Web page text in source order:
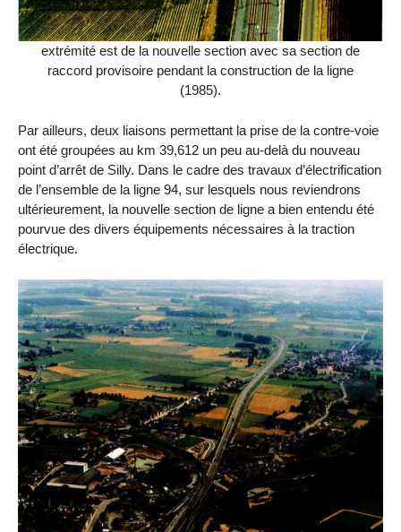
extrémité est de la nouvelle section avec sa section de
raccord provisoire pendant la construction de la ligne
(1985).
Par ailleurs, deux liaisons permettant la prise de la contre-voie
ont été groupées au km 39,612 un peu au-delà du nouveau
point d’arrêt de Silly. Dans le cadre des travaux d’électrification
de l’ensemble de la ligne 94, sur lesquels nous reviendrons
ultérieurement, la nouvelle section de ligne a bien entendu été
pourvue des divers équipements nécessaires à la traction
électrique.